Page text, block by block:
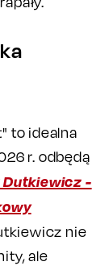
to idealna
r. odbędą
Dutkiewicz -
nie
ale